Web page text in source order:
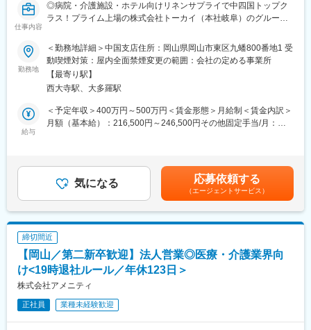
で一人で担当を持てるようになります。その後も定期的に中途入
社者に対してフォローを行う体制が整っています。
・チームワーク：通常は1人で業務にあたることが多いですが、困
ったときや先輩や上司がサポートしてくれるため安心して進めら
れます。また、家族の急な体調不良や突発休の場合にも周囲が代
理対応をしてくれる風土があり、チームワークが強みです。
・働きやすい環境：2019年度の月間の平均残業は12.1時間です。
管理職における女性比率は63.6%、日経ウーマンの女性が活躍す
る会社「管理職登用度（2019年）」でも5位にランクインし、ラ
変更の範囲：会社の定める業務
仕事内容
◎病院・介護施設・ホテル向けリネンサプライで中四国トップク
ラス！プライム上場の株式会社トーカイ（本社岐阜）のグループ
る設備保全ポジション
◎保全手当・資格手当など待遇も充実。「機械いじりが好き」
が、地域の福祉・医療・観光を支えるやりがいにつながる
■業務内容：
工場で稼働している機械やシステムの整備に関わるお仕事です。
■業務詳細：
調整を担当します。計画保全というより、稼働状況や歩留まりを
見ながら必要なタイミングで保守・保全を行う位置づけの業務で
名・メンテ課長1名・事務サポート1名の計3名体制の組織に所属
します。工場長の上位組織に属し、現場との連携を取りながら業
務を進めます。
■働き方について：
ございます。
勤務地
＜勤務地詳細＞中国支店住所：岡山県岡山市東区九蟠800番地1 受
動喫煙対策：屋内全面禁煙変更の範囲：会社の定める事業所
【最寄り駅】
西大寺駅、大多羅駅
給与
＜予定年収＞400万円～500万円＜賃金形態＞月給制＜賃金内訳＞
月額（基本給）：216,500円～246,500円その他固定手当/月：
実績：計4.48ヶ月分※昇給・賞与は業績・評価により変動します。
賃金はあくまでも目安の金額であり、選考を通じて上下する可能
性があります。月給(月額)は固定手当を含めた表記です。
気になる 応募依頼する
（エージェントサービス）
締切間近
【岡山／第二新卒歓迎】法人営業◎医療・介護業界向
け<19時退社ルール／年休123日＞
株式会社アメニティ
正社員 業種未経験歓迎